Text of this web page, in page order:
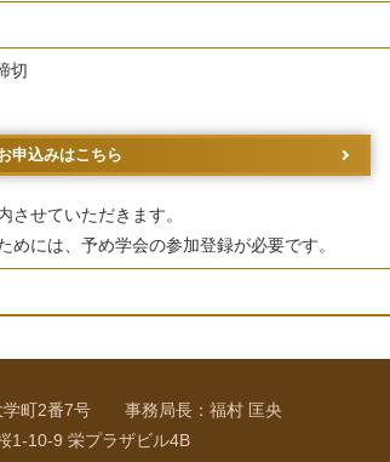
切
申込みはこちら
せていただきます。
には、予め学会の参加登録が必要です。
学町2番7号 事務局長：福村 匡央
1-10-9 栄プラザビル4B